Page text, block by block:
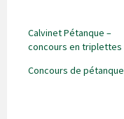
Calvinet Pétanque –
concours en triplettes
Concours de pétanque